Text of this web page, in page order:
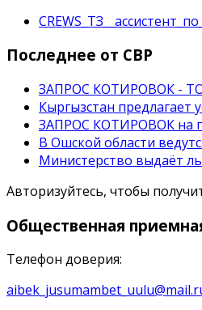
Последнее от СВР
ЗАПРОС КОТИРОВОК -
Кыргызстан
ЗАПРОС КОТИРОВОК на
В Ошской области
Министерство выдаёт
Авторизуйтесь, чтобы
Общественная
Телефон доверия: